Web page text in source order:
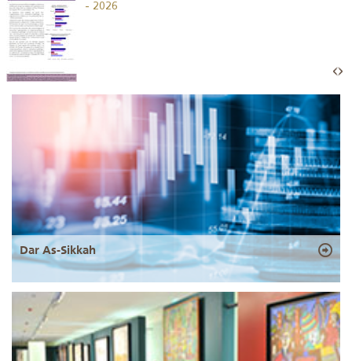
- 2026
Dar As-Sikkah